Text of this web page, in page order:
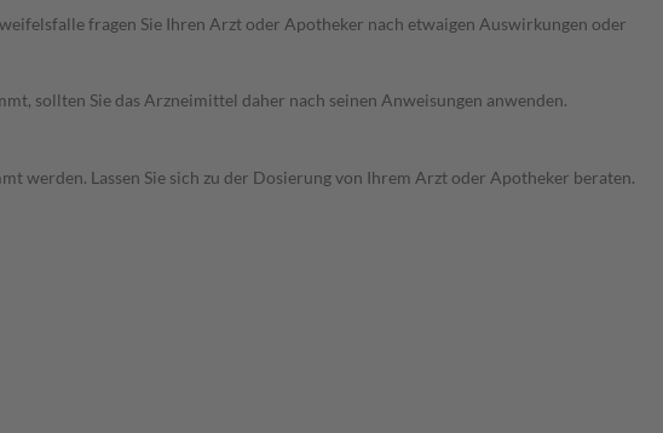
fragen Sie Ihren Arzt oder Apotheker nach etwaigen Auswirkungen oder
sollten Sie das Arzneimittel daher nach seinen Anweisungen anwenden.
werden. Lassen Sie sich zu der Dosierung von Ihrem Arzt oder Apotheker beraten.